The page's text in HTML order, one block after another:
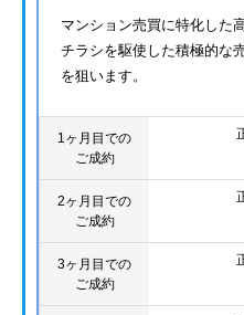
マンション売買に特化した
チラシを駆使した積極的な
を狙います。
1ヶ月目での
ご成約
2ヶ月目での
ご成約
3ヶ月目での
ご成約